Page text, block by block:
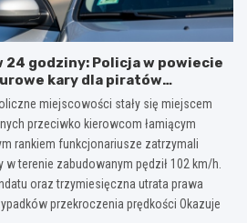
24 godziny: Policja w powiecie
kary dla piratów
miejscowości stały się miejscem
przeciwko kierowcom łamiącym
rankiem funkcjonariusze zatrzymali
terenie zabudowanym pędził 102 km/h.
oraz trzymiesięczna utrata prawa
przekroczenia prędkości Okazuje